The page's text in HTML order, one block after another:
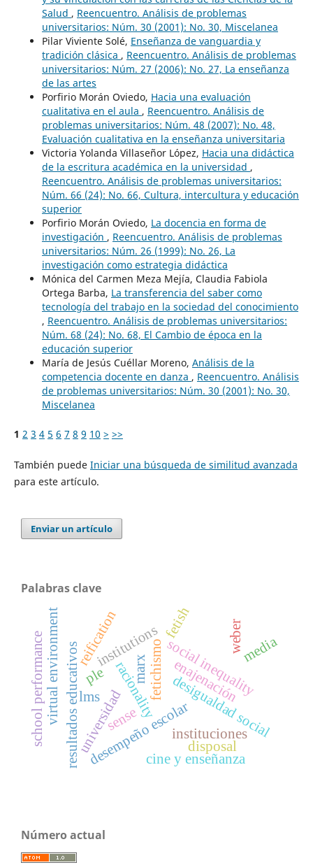
Salud , Reencuentro. Análisis de problemas
universitarios: Núm. 30 (2001): No. 30, Miscelanea
Pilar Viviente Solé, Enseñanza de vanguardia y
tradición clásica , Reencuentro. Análisis de problemas
universitarios: Núm. 27 (2006): No. 27, La enseñanza
de las artes
Porfirio Morán Oviedo, Hacia una evaluación
cualitativa en el aula , Reencuentro. Análisis de
problemas universitarios: Núm. 48 (2007): No. 48,
Evaluación cualitativa en la enseñanza universitaria
Victoria Yolanda Villaseñor López, Hacia una didáctica
de la escritura académica en la universidad ,
Reencuentro. Análisis de problemas universitarios:
Núm. 66 (24): No. 66, Cultura, intercultura y educación
superior
Porfirio Morán Oviedo, La docencia en forma de
investigación , Reencuentro. Análisis de problemas
universitarios: Núm. 26 (1999): No. 26, La
investigación como estrategia didáctica
Mónica del Carmen Meza Mejía, Claudia Fabiola
Ortega Barba, La transferencia del saber como
tecnología del trabajo en la sociedad del conocimiento
, Reencuentro. Análisis de problemas universitarios:
Núm. 68 (24): No. 68, El Cambio de época en la
educación superior
María de Jesús Cuéllar Moreno, Análisis de la
competencia docente en danza , Reencuentro. Análisis
de problemas universitarios: Núm. 30 (2001): No. 30,
Miscelanea
1 2 3 4 5 6 7 8 9 10 > >>
También puede Iniciar una búsqueda de similitud avanzada
para este artículo.
Enviar un artículo
Palabras clave
universidad
fetichismo
resultados educativosdesempeño escolar
social inequality
desigualdad social
racionality
weber
institutions
instituciones
fetish
disposal
reification
enajenación
marx
media
cine y enseñanza
virtual environment ple
lms
school performance sense
Número actual